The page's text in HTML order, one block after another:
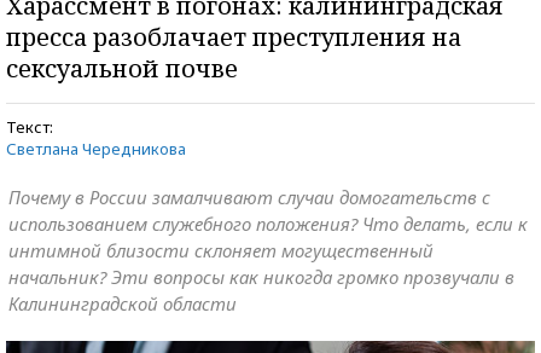
пресса разоблачает преступления на
сексуальной почве
Текст:
Светлана Чередникова
Почему в России замалчивают случаи домогательств с
использованием служебного положения? Что делать, если к
интимной близости склоняет могущественный
начальник? Эти вопросы как никогда громко прозвучали в
Калининградской области